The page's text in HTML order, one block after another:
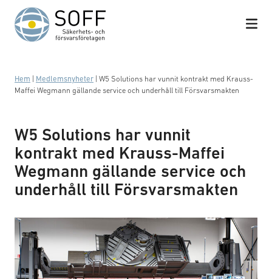
Hoppa till innehåll
Hem Medlemsnyheter W5 Solutions har vunnit kontrakt med Krauss-
Maffei Wegmann gällande service och underhåll till Försvarsmakten
W5 Solutions har vunnit
kontrakt med Krauss-Maffei
Wegmann gällande service och
underhåll till Försvarsmakten